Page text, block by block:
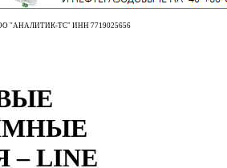
"АНАЛИТИК-ТС" ИНН 7719025656
LINE